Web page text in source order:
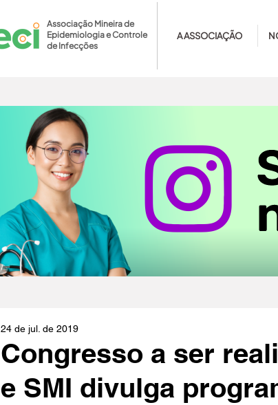
Associação Mineira de
Epidemiologia e Controle
de Infecções
A ASSOCIAÇÃO
Congresso a ser
e SMI divulga
24 de jul. de 2019